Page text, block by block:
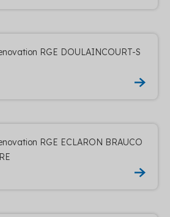
RGE DOULAINCOURT-S
RGE ECLARON BRAUCO